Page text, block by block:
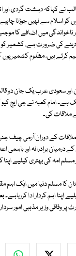
نے کہاکہ دہشت گردی اور
کو اسلام سے نہیں جوڑنا
ناخواندگی میں اضافے کا
دینے کی ضرورت ہے، کشمیر
کرتے ہیں، مظلوم
اور سعودی عرب یک جان دو
ہے۔ امام کعبہ نے جی ایچ کیو
ملاقات کی۔
کے دوران آرمی چیف
درمیان برادرانہ اور باہمی
امہ کی بہتری کیلیے اپنا
کا مسلم دنیا میں ایک اہم
اپنا اہم کردار ادا
پر وفاقی وزیر مذہبی امور